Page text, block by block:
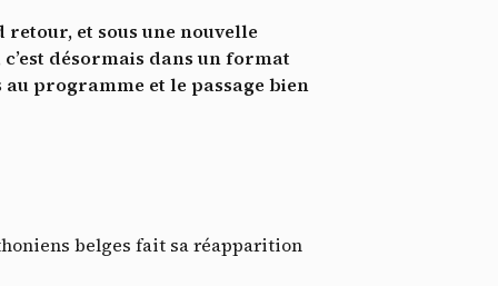
et sous une nouvelle
désormais dans un format
programme et le passage bien
belges fait sa réapparition
me